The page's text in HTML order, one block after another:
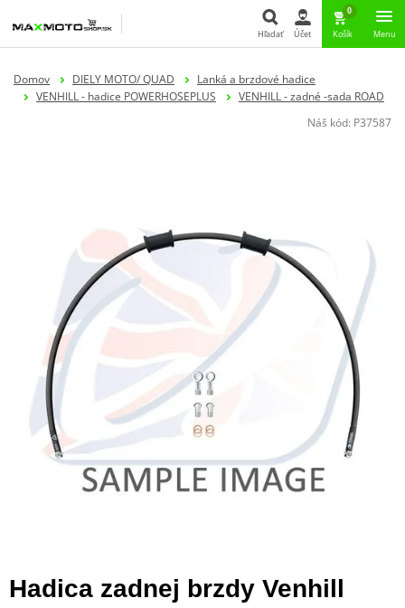
Hľadať Účet
0
Košík Menu
Domov DIELY MOTO/ QUAD
Lanká a brzdové hadice
VENHILL - hadice POWERHOSEPLUS
VENHILL - zadné -sada ROAD
Náš kód: P37587
Hadica zadnej brzdy Venhill